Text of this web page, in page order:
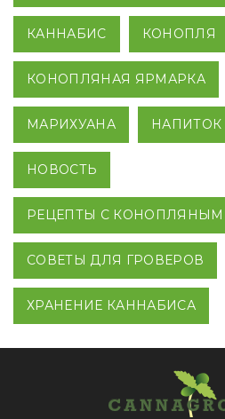
КАННАБИС КОНОПЛЯ
КОНОПЛЯНАЯ ЯРМАРКА
МАРИХУАНА
НОВОСТЬ
РЕЦЕПТЫ С
СОВЕТЫ ДЛЯ ГРОВЕРОВ
ХРАНЕНИЕ КАННАБИСА